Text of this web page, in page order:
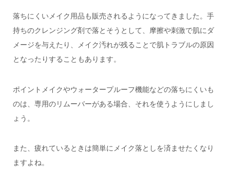
落ちにくいメイク用品も販売されるようになってきました。手
持ちのクレンジング剤で落とそうとして、摩擦や刺激で肌にダ
メージを与えたり、メイク汚れが残ることで肌トラブルの原因
となったりすることもあります。
ポイントメイクやウォータープルーフ機能などの落ちにくいも
のは、専用のリムーバーがある場合、それを使うようにしまし
ょう。
また、疲れているときは簡単にメイク落としを済ませたくなり
ますよね。